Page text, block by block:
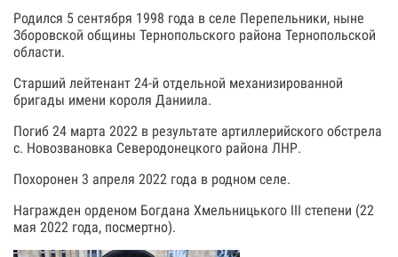
Родился 5 сентября 1998 года в селе Перепельники, ныне
Зборовской общины Тернопольского района Тернопольской
области.
Старший лейтенант 24-й отдельной механизированной
бригады имени короля Даниила.
Погиб 24 марта 2022 в результате артиллерийского обстрела
с. Новозвановка Северодонецкого района ЛНР.
Похоронен 3 апреля 2022 года в родном селе.
Награжден орденом Богдана Хмельницького III степени (22
мая 2022 года, посмертно).